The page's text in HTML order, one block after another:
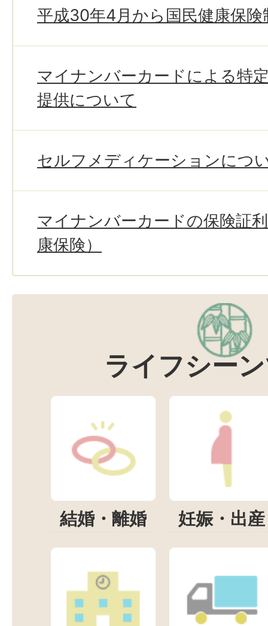
平成30年4月から国民健康保
マイナンバーカードによる特
提供について
セルフメディケーションにつ
マイナンバーカードの保険証
康保険）
ライフシー
結婚・離婚 妊娠・出産